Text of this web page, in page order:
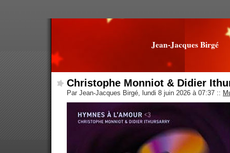
Jean-Jacques Birgé
Christophe Monniot & Didier
Par Jean-Jacques Birgé, lundi 8 juin 2026 à 07:37 ::